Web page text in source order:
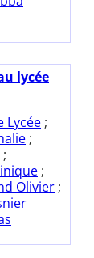
lycée
Lycée ;
;
;
;
Olivier ;